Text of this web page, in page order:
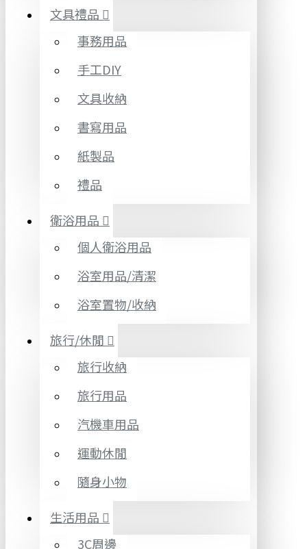
文具禮品
事務用品
手工DIY
文具收納
書寫用品
紙製品
禮品
衛浴用品
個人衛浴用品
浴室用品/清潔
浴室置物/收納
旅行/休閒
旅行收納
旅行用品
汽機車用品
運動休閒
隨身小物
生活用品
3C周邊